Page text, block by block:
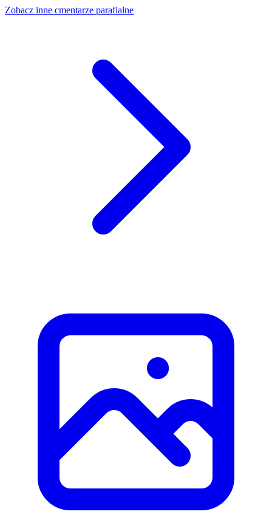
Zobacz inne cmentarze parafialne